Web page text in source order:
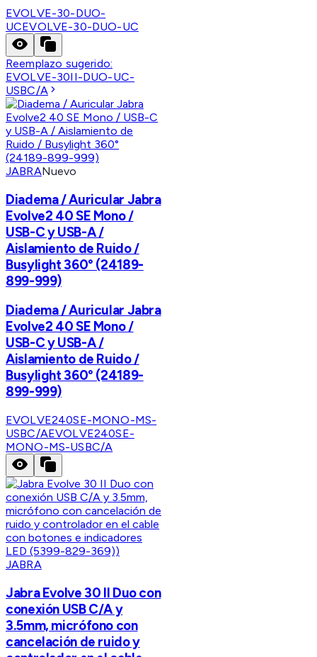
EVOLVE-30-DUO-
UCEVOLVE-30-DUO-UC
Reemplazo sugerido:
EVOLVE-30II-DUO-UC-
USBC/A
JABRANuevo
Diadema / Auricular Jabra
Evolve2 40 SE Mono /
USB-C y USB-A /
Aislamiento de Ruido /
Busylight 360° (24189-
899-999)
Diadema / Auricular Jabra
Evolve2 40 SE Mono /
USB-C y USB-A /
Aislamiento de Ruido /
Busylight 360° (24189-
899-999)
EVOLVE240SE-MONO-MS-
USBC/AEVOLVE240SE-
MONO-MS-USBC/A
JABRA
Jabra Evolve 30 II Duo con
conexión USB C/A y
3.5mm, micrófono con
cancelación de ruido y